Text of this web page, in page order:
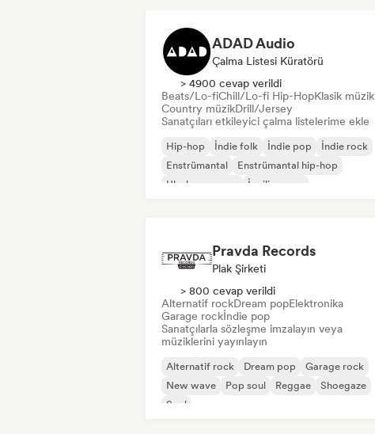
ADAD Audio
Çalma Listesi Küratörü
> 4900 cevap verildi
Beats/Lo-fiChill/Lo-fi Hip-HopKlasik müzik
Country müzikDrill/Jersey
Sanatçıları etkileyici çalma listelerime ekle
Hip-hop İndie folk İndie pop
İndie rock
Enstrümantal
Enstrümantal hip-hop
Uluslararası rap
İngilizce rap
Pravda Records
Plak Şirketi
> 800 cevap verildi
Alternatif rockDream popElektronika
Garage rockİndie pop
Sanatçılarla sözleşme imzalayın veya
müziklerini yayınlayın
Alternatif rock Dream pop
Garage rock
New wave
Pop soul Reggae
Shoegaze
Soul